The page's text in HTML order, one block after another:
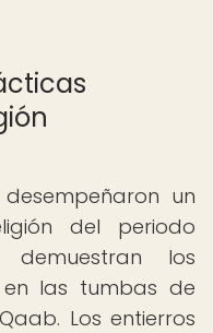
un
del periodo
los
en las tumbas de
Los entierros